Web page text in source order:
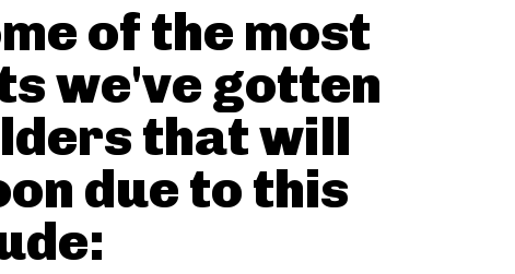
of the most
we've gotten
that will
due to this